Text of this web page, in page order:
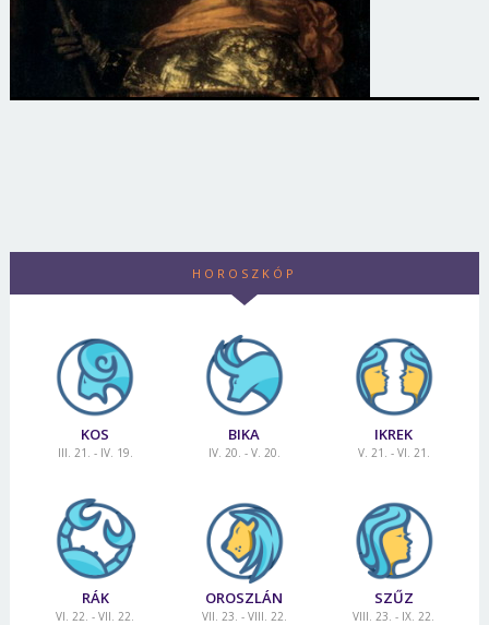
HOROSZKÓP
KOS
III. 21. - IV. 19.
BIKA
IV. 20. - V. 20.
IKREK
V. 21. - VI. 21.
RÁK
VI. 22. - VII. 22.
OROSZLÁN
VII. 23. - VIII. 22.
SZŰZ
VIII. 23. - IX. 22.